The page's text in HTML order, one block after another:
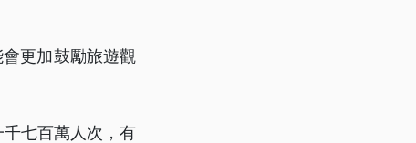
更加鼓勵旅遊觀
七百萬人次，有